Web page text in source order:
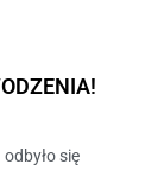
się